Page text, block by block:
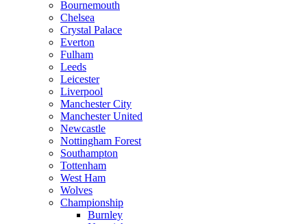
Bournemouth
Chelsea
Crystal Palace
Everton
Fulham
Leeds
Leicester
Liverpool
Manchester City
Manchester United
Newcastle
Nottingham Forest
Southampton
Tottenham
West Ham
Wolves
Championship
Burnley